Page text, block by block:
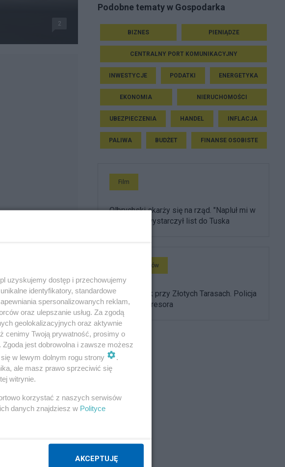
2
Podobne tematy w Gospodarka
BIZNES PIENIĄDZE
CENTRALNY PORT KOMUNIKACYJNY
INWESTYCJE PODATKI ENERGETYKA
EKONOMIA NIERUCHOMOŚCI
UBEZPIECZENIA HANDEL INFLACJA
PALIWA BUDŻET FINANSE OSOBISTE
Film
Olbrychski skarży się na rząd. "Napluł mi w
twarz", ale wystarczył list do Tuska
Głos Regionów
Brutalny atak przy Złotych Tarasach. Policja
namierza agresora
uzyskujemy dostęp i przechowujemy
identyfikatory, standardowe
spersonalizowanych reklam,
oraz ulepszanie usług. Za zgodą
geolokalizacyjnych oraz aktywnie
cenimy Twoją prywatność, prosimy o
jest dobrowolna i zawsze możesz
w lewym dolnym rogu strony
.
ale masz prawo sprzeciwić się
witrynie.
korzystać z naszych serwisów
danych znajdziesz w Polityce
AKCEPTUJĘ